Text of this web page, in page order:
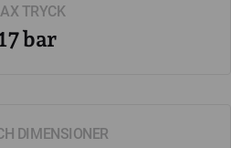
TRYCK
bar
DIMENSIONER